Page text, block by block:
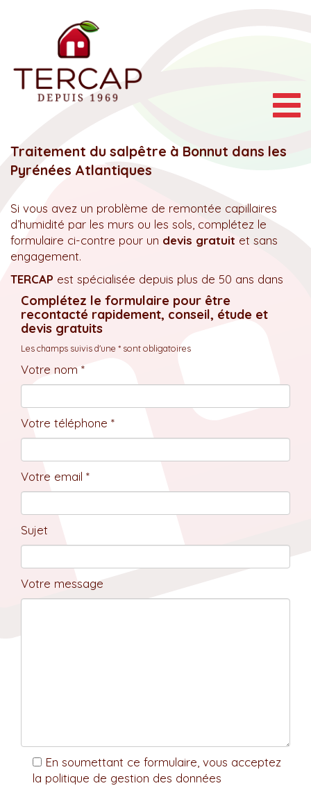
Traitement du salpêtre à Bonnut dans les
Pyrénées Atlantiques
Si vous avez un problème de remontée capillaires
d’humidité par les murs ou les sols, complétez le
formulaire ci-contre pour un devis gratuit et sans
engagement.
TERCAP est spécialisée depuis plus de 50 ans dans
Complétez le formulaire pour être
recontacté rapidement, conseil, étude et
devis gratuits
Les champs suivis d'une * sont obligatoires
Votre nom *
Votre téléphone *
Votre email *
Sujet
Votre message
En soumettant ce formulaire, vous acceptez
la politique de gestion des données